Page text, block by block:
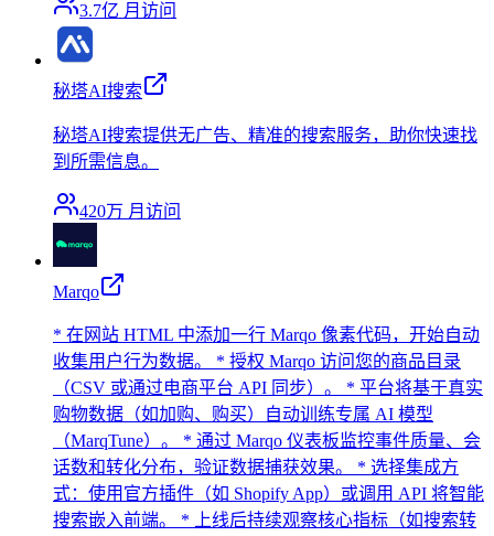
3.7亿 月访问
秘塔AI搜索
秘塔AI搜索提供无广告、精准的搜索服务，助你快速找
到所需信息。
420万 月访问
Marqo
* 在网站 HTML 中添加一行 Marqo 像素代码，开始自动
收集用户行为数据。 * 授权 Marqo 访问您的商品目录
（CSV 或通过电商平台 API 同步）。 * 平台将基于真实
购物数据（如加购、购买）自动训练专属 AI 模型
（MarqTune）。 * 通过 Marqo 仪表板监控事件质量、会
话数和转化分布，验证数据捕获效果。 * 选择集成方
式：使用官方插件（如 Shopify App）或调用 API 将智能
搜索嵌入前端。 * 上线后持续观察核心指标（如搜索转